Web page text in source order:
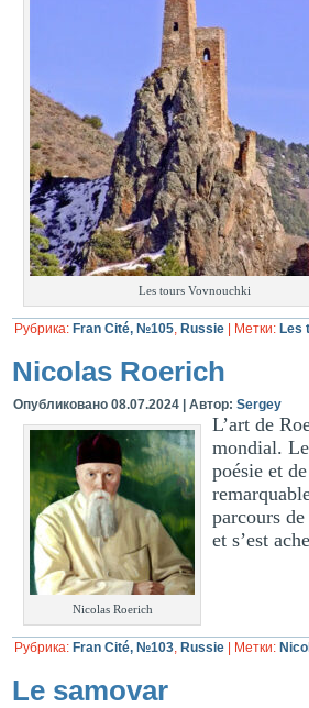
Les tours Vovnouchki
Рубрика: Fran Cité, №105, Russie Метки: Les
Nicolas Roerich
Опубликовано 08.07.2024 Автор: Sergey
Nicolas Roerich
L’art de
mondial.
poésie et
parcours
et s’est
Рубрика: Fran Cité, №103, Russie Метки:
Le samovar